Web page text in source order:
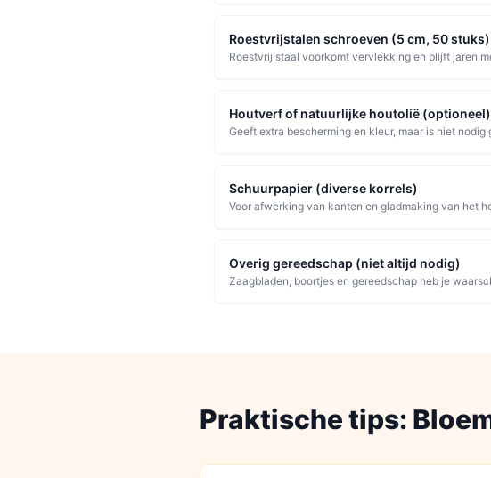
Roestvrijstalen schroeven (5 cm, 50 stuks)
Roestvrij staal voorkomt vervlekking en blijft jaren
Houtverf of natuurlijke houtolië (optioneel)
Geeft extra bescherming en kleur, maar is niet
Schuurpapier (diverse korrels)
Voor afwerking van kanten en gladmaking van het
Overig gereedschap (niet altijd nodig)
Zaagbladen, boortjes en gereedschap heb je
Praktische tips: